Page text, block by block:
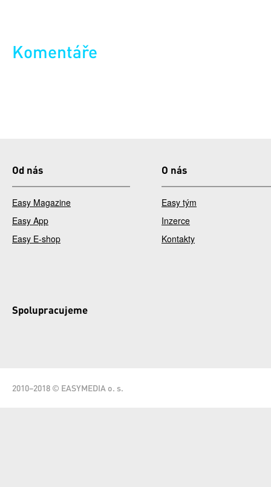
Komentáře
Od nás
Easy Magazine
Easy App
Easy E-shop
O nás
Easy tým
Inzerce
Kontakty
Spolupracujeme
2010–2018 © EASYMEDIA o. s.